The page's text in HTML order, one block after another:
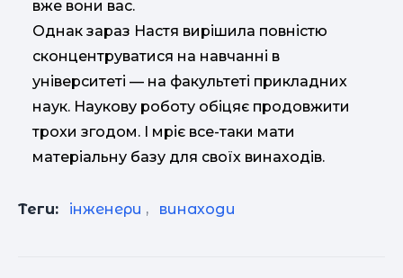
вже вони вас.
Однак зараз Настя вирішила повністю
сконцентруватися на навчанні в
університеті — на факультеті прикладних
наук. Наукову роботу обіцяє продовжити
трохи згодом. І мріє все-таки мати
матеріальну базу для своїх винаходів.
Теги: інженери , винаходи